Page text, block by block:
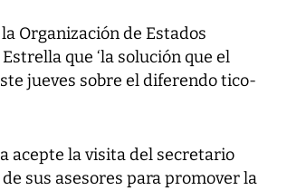
Organización de Estados
que ‘la solución que el
jueves sobre el diferendo tico-
acepte la visita del secretario
sus asesores para promover la